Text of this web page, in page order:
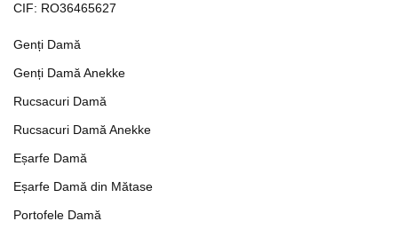
CIF: RO36465627
Genți Damă
Genți Damă Anekke
Rucsacuri Damă
Rucsacuri Damă Anekke
Eșarfe Damă
Eșarfe Damă din Mătase
Portofele Damă